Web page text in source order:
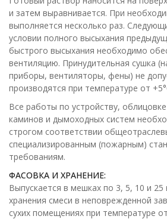
и затем выравнивается. При
выполняется несколько раз.
условии полного высыхания
быстрого высыхания необходимо
вентиляцию. Принудительная сушка
приборы, вентиляторы, фены) не
производятся при температуре от
Все работы по устройству,
каминов и дымоходных систем
строгом соответствии
специализированным (пожарным)
требованиям.
ФАСОВКА И ХРАНЕНИЕ:
Выпускается в мешках по 3, 5, 10 и 25
хранения смеси в неповрежденной
сухих помещениях при температуре